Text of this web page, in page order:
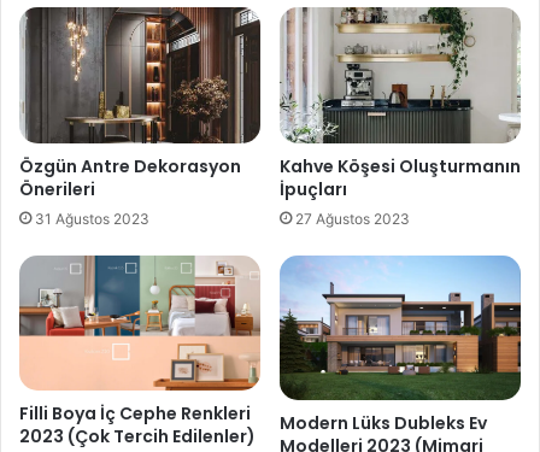
Özgün Antre Dekorasyon
Önerileri
31 Ağustos 2023
Kahve Köşesi Oluşturmanın
İpuçları
27 Ağustos 2023
Filli Boya İç Cephe Renkleri
2023 (Çok Tercih Edilenler)
Modern Lüks Dubleks Ev
Modelleri 2023 (Mimari